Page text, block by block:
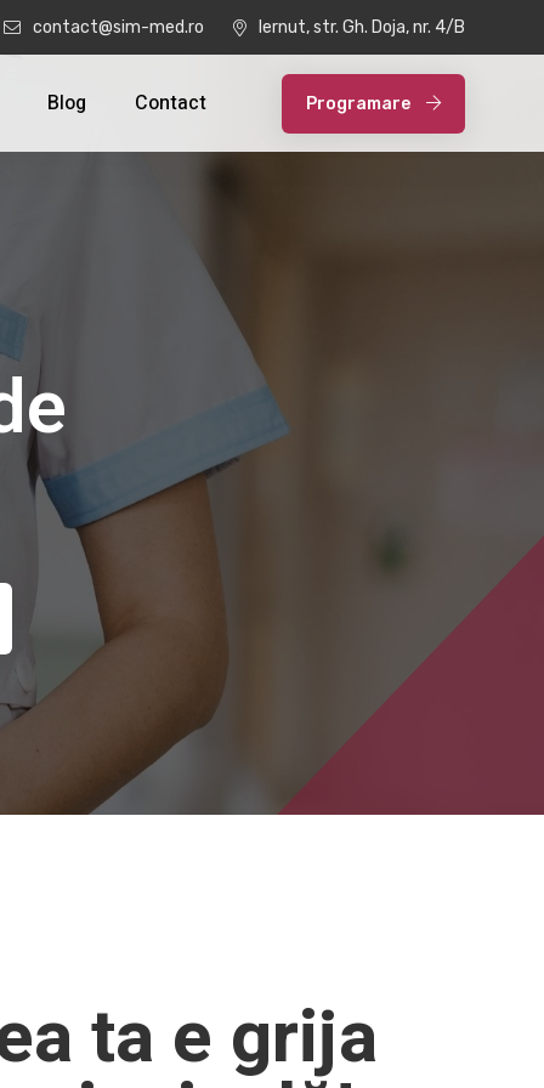
contact@sim-med.ro Iernut, str. Gh. Doja, nr. 4/B
Blog Contact Programare
ta e grija